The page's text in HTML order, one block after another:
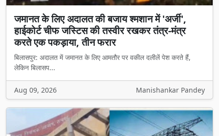
जमानत के लिए अदालत की बजाय श्मशान में 'अर्जी',
हाईकोर्ट चीफ जस्टिस की तस्वीर रखकर तंत्र-मंत्र
करते एक पकड़ाया, तीन फरार
बिलासपुर: अदालत में जमानत के लिए आमतौर पर वकील दलीलें पेश करते हैं,
लेकिन बिलासप...
Aug 09, 2026 Manishankar Pandey